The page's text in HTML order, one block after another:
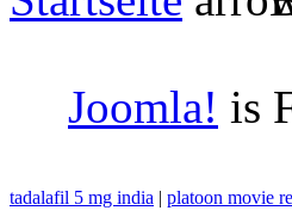
Joomla! is
tadalafil 5 mg india | platoon movie